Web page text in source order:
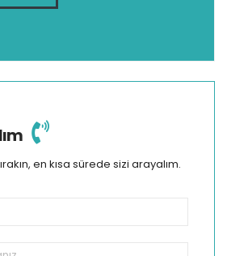
en kısa sürede sizi arayalım.